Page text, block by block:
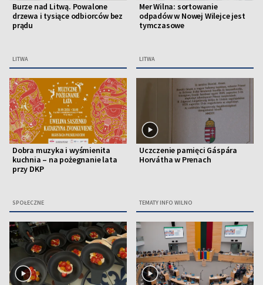
Burze nad Litwą. Powalone
drzewa i tysiące odbiorców bez
prądu
LITWA
Mer Wilna: sortowanie
odpadów w Nowej Wilejce jest
tymczasowe
LITWA
Dobra muzyka i wyśmienita
kuchnia – na pożegnanie lata
przy DKP
SPOŁECZNE
Uczczenie pamięci Gáspára
Horvátha w Prenach
TEMATY INFO WILNO